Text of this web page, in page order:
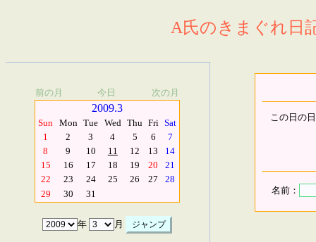
A氏のきまぐれ日
前の月 今日 次の月
2009.3
Sun Mon Tue Wed Thu Fri Sat
1
2 3 4 5 6
7
8
9 10 11 12 13
14
15
16 17 18 19 20
21
22
23 24 25 26 27
28
29
30 31
年 月
この日の
名前：